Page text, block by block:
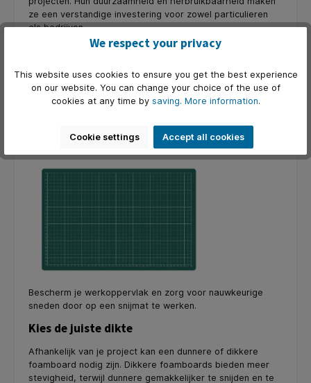
ze een verstandige investering voor zowel particulieren
als bedrijven.
Tips voor het gebruiken van foamboards
Gebruik een scherp mes
Om nauwkeurige en schone sneden te maken, is het
Werk op een snijmat
Bescherm je werkoppervlak en zorg voor nauwkeurige
sneden door op een snijmat te werken.
Kies de juiste dikte
Afhankelijk van je project kan een dunnere of dikkere
foamboard nodig zijn. Dikkere foamboards bieden meer
stevigheid, terwijl dunnere gemakkelijker te snijden en te
We respect your privacy
This website uses cookies to ensure you get the best experience
on our website. You can change your choice of the use of
cookies at any time by saving. More information.
Cookie settings Accept all cookies